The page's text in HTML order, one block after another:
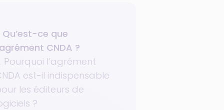
Qu’est-ce que
CNDA ?
Pourquoi l’agrément
est-il indispensable
les éditeurs de
?